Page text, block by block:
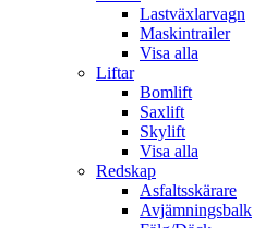
Lastväxlarvagn
Maskintrailer
Visa alla
Liftar
Bomlift
Saxlift
Skylift
Visa alla
Redskap
Asfaltsskärare
Avjämningsbalk